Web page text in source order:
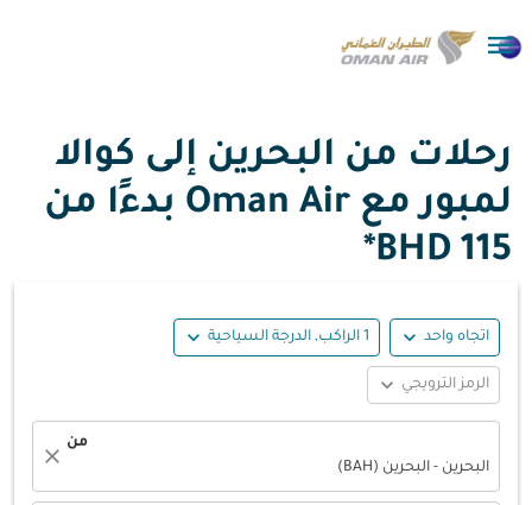

رحلات من البحرين إلى كوالا
لمبور مع Oman Air بدءًا من
115 BHD*
اتجاه واحد expand_more 1 الراكب, الدرجة السياحية expand_more
الرمز الترويجي expand_more
من
البحرين - البحرين (BAH)
close